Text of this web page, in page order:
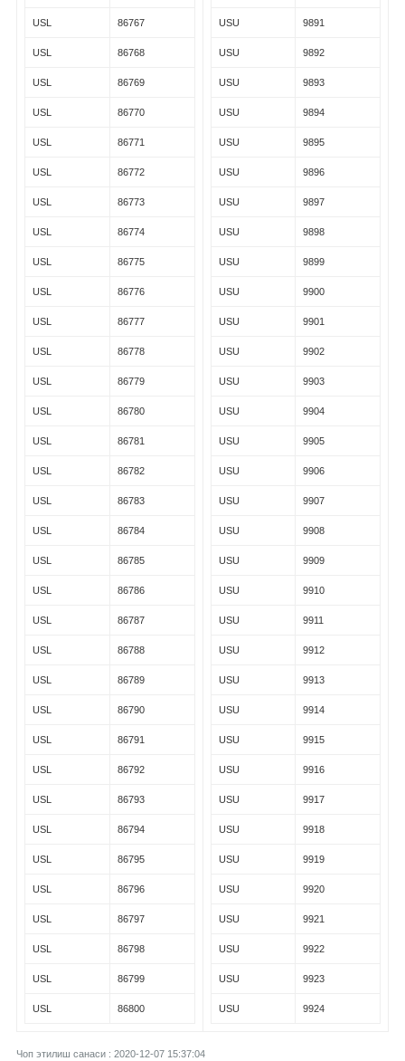
USL 86767
USL 86768
USL 86769
USL 86770
USL 86771
USL 86772
USL 86773
USL 86774
USL 86775
USL 86776
USL 86777
USL 86778
USL 86779
USL 86780
USL 86781
USL 86782
USL 86783
USL 86784
USL 86785
USL 86786
USL 86787
USL 86788
USL 86789
USL 86790
USL 86791
USL 86792
USL 86793
USL 86794
USL 86795
USL 86796
USL 86797
USL 86798
USL 86799
USL 86800
USU 9891
USU 9892
USU 9893
USU 9894
USU 9895
USU 9896
USU 9897
USU 9898
USU 9899
USU 9900
USU 9901
USU 9902
USU 9903
USU 9904
USU 9905
USU 9906
USU 9907
USU 9908
USU 9909
USU 9910
USU 9911
USU 9912
USU 9913
USU 9914
USU 9915
USU 9916
USU 9917
USU 9918
USU 9919
USU 9920
USU 9921
USU 9922
USU 9923
USU 9924
Чоп этилиш санаси : 2020-12-07 15:37:04